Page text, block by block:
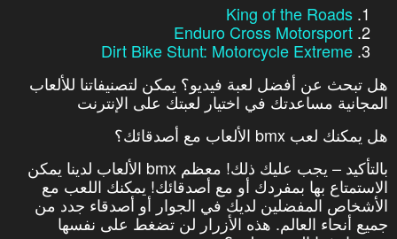
King of the Roads
Enduro Cross Motorsport
Dirt Bike Stunt: Motorcycle Extreme
هل تبحث عن أفضل لعبة فيديو؟ يمكن لتصنيفاتنا للألعاب
المجانية مساعدتك في اختيار لعبتك على الإنترنت
هل يمكنك لعب bmx الألعاب مع أصدقائك؟
بالتأكيد – يجب عليك ذلك! معظم bmx الألعاب لدينا يمكن
الاستمتاع بها بمفردك أو مع أصدقائك! يمكنك اللعب مع
الأشخاص المفضلين لديك في الجوار أو أصدقاء جدد من
جميع أنحاء العالم. هذه الأزرار لن تضغط على نفسها